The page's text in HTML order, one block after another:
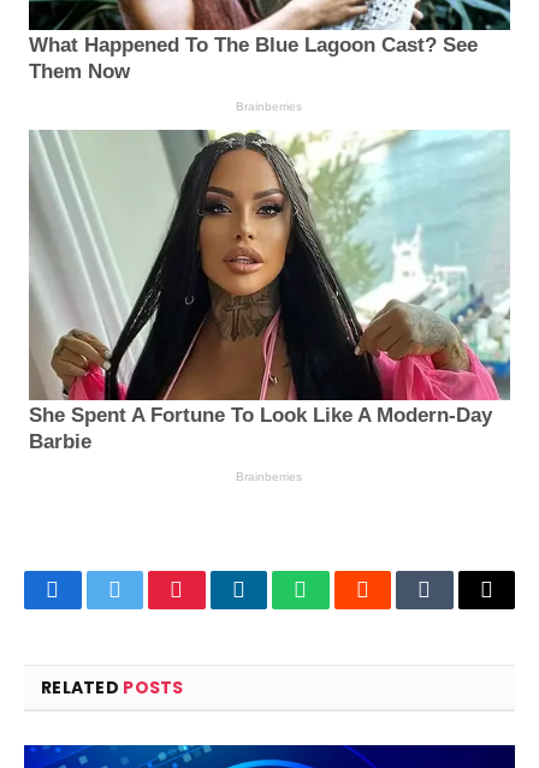
FacebookTwitterPinterestLinkedInWhatsAppRedditTumblrEmail
RELATED POSTS